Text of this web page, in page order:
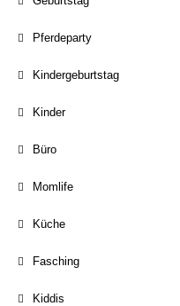
Pferdeparty
Kindergeburtstag
Kinder
Büro
Momlife
Küche
Fasching
Kiddis